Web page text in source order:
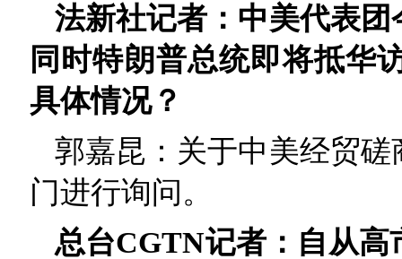
法新社记者：中美代表
同时特朗普总统即将抵华
具体情况？
郭嘉昆：关于中美经贸
门进行询问。
总台CGTN记者：自从